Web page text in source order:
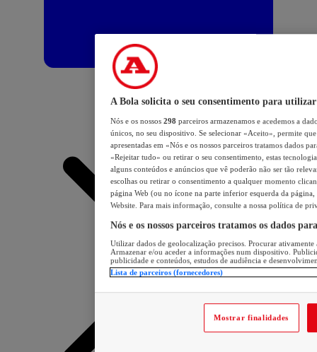
A Bola solicita o seu consentimento para utilizar
Nós e os nossos 298 parceiros armazenamos e acedemos a
únicos, no seu dispositivo. Se selecionar «Aceito», permite
apresentadas em «Nós e os nossos parceiros tratamos dados
«Rejeitar tudo» ou retirar o seu consentimento, estas
alguns conteúdos e anúncios que vê poderão não ser tão
escolhas ou retirar o consentimento a qualquer momento
página Web (ou no ícone na parte inferior esquerda da página,
Website. Para mais informação, consulte a nossa política de
Nós e os nossos parceiros tratamos os dados
Utilizar dados de geolocalização precisos. Procurar
Armazenar e/ou aceder a informações num dispositivo.
publicidade e conteúdos, estudos de audiência e
Lista de parceiros (fornecedores)
Mostrar finalidades